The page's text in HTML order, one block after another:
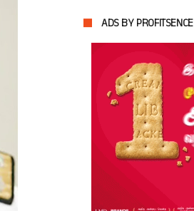
ADS BY PROFITSENCE